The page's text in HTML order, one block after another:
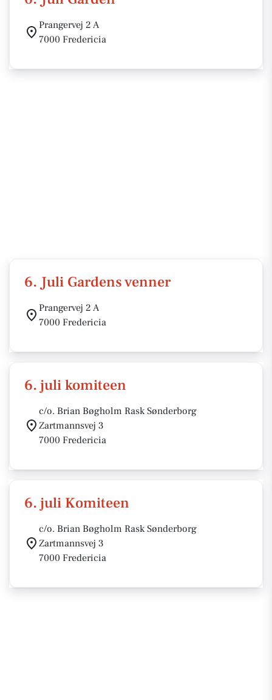
Prangervej 2 A
7000 Fredericia
6. Juli Gardens venner
Prangervej 2 A
7000 Fredericia
6. juli komiteen
c/o. Brian Bøgholm Rask Sønderborg
Zartmannsvej 3
7000 Fredericia
6. juli Komiteen
c/o. Brian Bøgholm Rask Sønderborg
Zartmannsvej 3
7000 Fredericia